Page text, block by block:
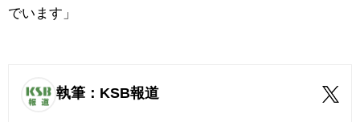
でいます」
執筆：KSB報道